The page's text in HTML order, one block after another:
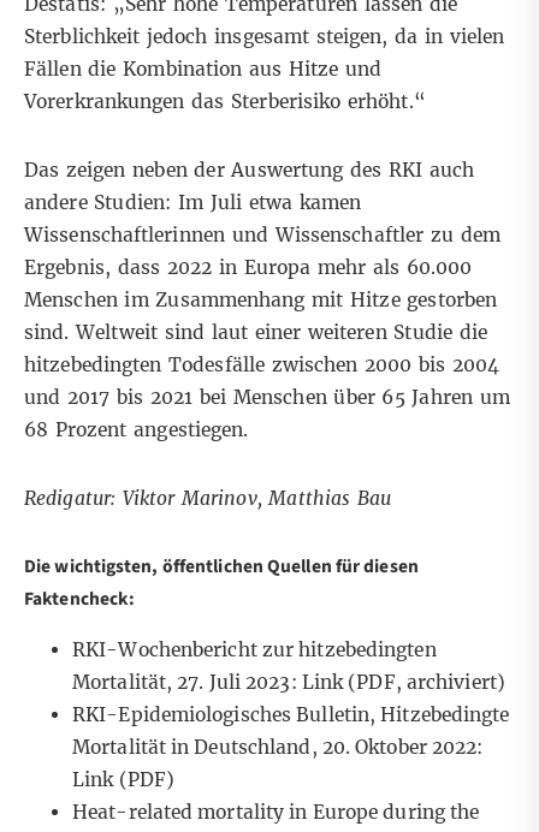
Sterblichkeit jedoch insgesamt steigen, da in vielen
Fällen die Kombination aus Hitze und
Vorerkrankungen das Sterberisiko erhöht.“
Das zeigen neben der Auswertung des RKI auch
andere Studien: Im Juli etwa kamen
Wissenschaftlerinnen und Wissenschaftler zu dem
Ergebnis, dass 2022 in Europa mehr als 60.000
Menschen im Zusammenhang mit Hitze gestorben
sind. Weltweit sind laut einer weiteren Studiedie
hitzebedingten Todesfälle zwischen 2000 bis 2004
und 2017 bis 2021 bei Menschen über 65 Jahren um
68 Prozent angestiegen.
Redigatur: Viktor Marinov, Matthias Bau
Die wichtigsten, öffentlichen Quellen für diesen
Faktencheck:
RKI-Wochenbericht zur hitzebedingten
Mortalität, 27. Juli 2023: Link(PDF, archiviert)
RKI-Epidemiologisches Bulletin, Hitzebedingte
Mortalität in Deutschland, 20. Oktober 2022:
Link(PDF)
Heat-related mortality in Europe during the